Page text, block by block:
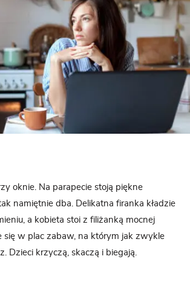
oknie. Na parapecie stoją piękne
namiętnie dba. Delikatna firanka kładzie
a kobieta stoi z filiżanką mocnej
się w plac zabaw, na którym jak zwykle
Dzieci krzyczą, skaczą i biegają.